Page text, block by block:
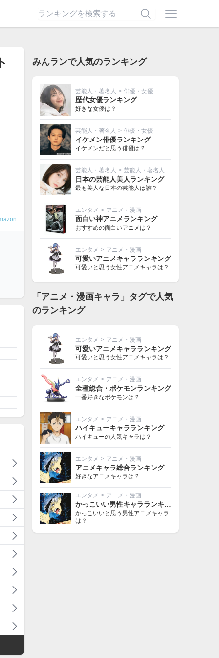
みんランで人気のランキング
芸能人・著名人 > 俳優・女優
歴代女優ランキング
好きな女優は？
芸能人・著名人 > 俳優・女優
イケメン俳優ランキング
イケメンだと思う俳優は？
芸能人・著名人 > 芸能人・著名人その他
日本の芸能人美人ランキング
最も美人な日本の芸能人は誰？
エンタメ > アニメ・漫画
面白い神アニメランキング
おすすめの面白いアニメは？
エンタメ > アニメ・漫画
可愛いアニメキャラランキング
可愛いと思う女性アニメキャラは？
「アニメ・漫画キャラ」タグで人気
のランキング
エンタメ > アニメ・漫画
可愛いアニメキャラランキング
可愛いと思う女性アニメキャラは？
エンタメ > アニメ・漫画
全種総合・ポケモンランキング
一番好きなポケモンは？
エンタメ > アニメ・漫画
ハイキューキャラランキング
ハイキューの人気キャラは？
エンタメ > アニメ・漫画
アニメキャラ総合ランキング
好きなアニメキャラは？
エンタメ > アニメ・漫画
かっこいい男性キャラランキング
かっこいいと思う男性アニメキャラ
は？